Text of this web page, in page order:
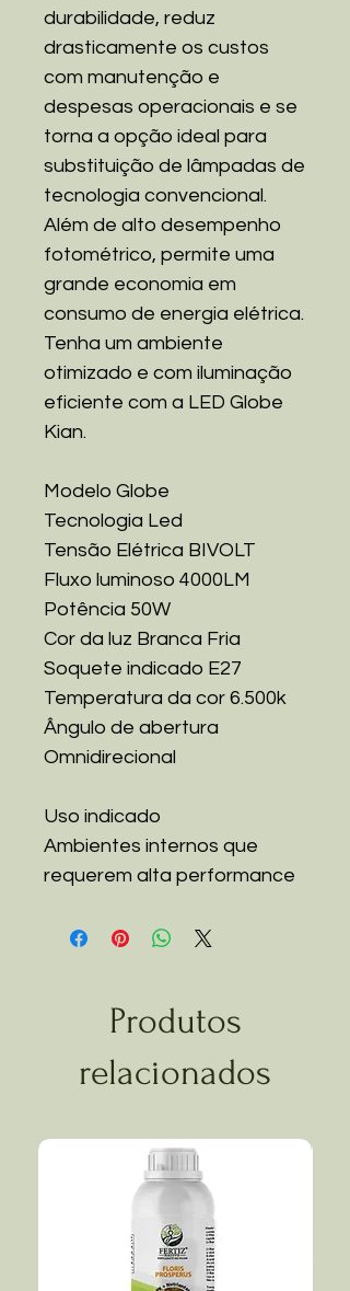
durabilidade, reduz
drasticamente os custos
com manutenção e
despesas operacionais e se
torna a opção ideal para
substituição de lâmpadas de
tecnologia convencional.
Além de alto desempenho
fotométrico, permite uma
grande economia em
consumo de energia elétrica.
Tenha um ambiente
otimizado e com iluminação
eficiente com a LED Globe
Kian.
Modelo Globe
Tecnologia Led
Tensão Elétrica BIVOLT
Fluxo luminoso 4000LM
Potência 50W
Cor da luz Branca Fria
Soquete indicado E27
Temperatura da cor 6.500k
Ângulo de abertura
Omnidirecional
Uso indicado
Ambientes internos que
requerem alta performance
Produtos
relacionados